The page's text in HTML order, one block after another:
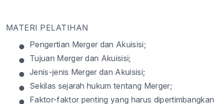
MATERI PELATIHAN
• Pengertian Merger dan Akuisisi;
• Tujuan Merger dan Akuisisi;
• Jenis-jenis Merger dan Akuisisi;
• Sekilas sejarah hukum tentang Merger;
Faktor-faktor penting yang harus dipertimbangkan